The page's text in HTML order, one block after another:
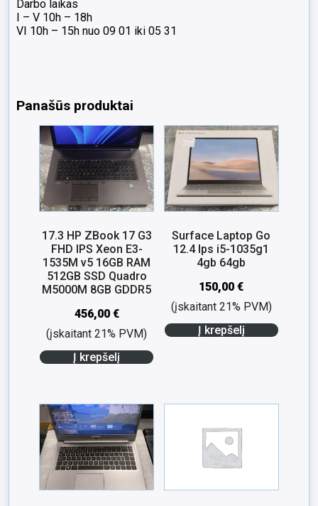
Darbo laikas
I – V 10h – 18h
VI 10h – 15h nuo 09 01 iki 05 31
Panašūs produktai
17.3 HP ZBook 17 G3
FHD IPS Xeon E3-
1535M v5 16GB RAM
512GB SSD Quadro
M5000M 8GB GDDR5
456,00 €
(įskaitant 21% PVM)
Į krepšelį
Surface Laptop Go
12.4 Ips i5-1035g1
4gb 64gb
150,00€
(įskaitant 21% PVM)
Į krepšelį